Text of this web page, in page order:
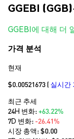
GGEBI
GGEBI에 대해 더
가격 분석
현재
$0.00521673 ( 실시간
최근 추세
24H 변화:+63.22%
7D 변화: -26.41%
시장 총액:$0.00